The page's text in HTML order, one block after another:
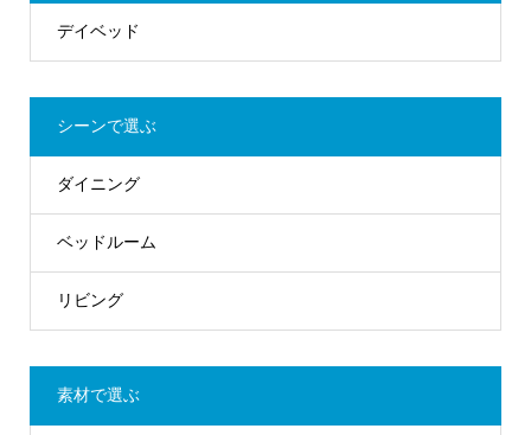
デイベッド
シーンで選ぶ
ダイニング
ベッドルーム
リビング
素材で選ぶ